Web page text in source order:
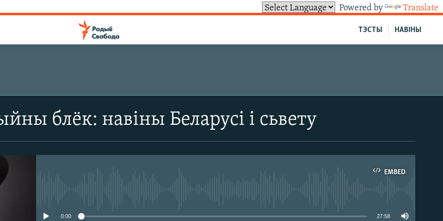
Powered by Translate
НАВІНЫ
ТЭСТЫ
блёк: навіны Беларусі і сьвету
EMBED
0:00 27:58